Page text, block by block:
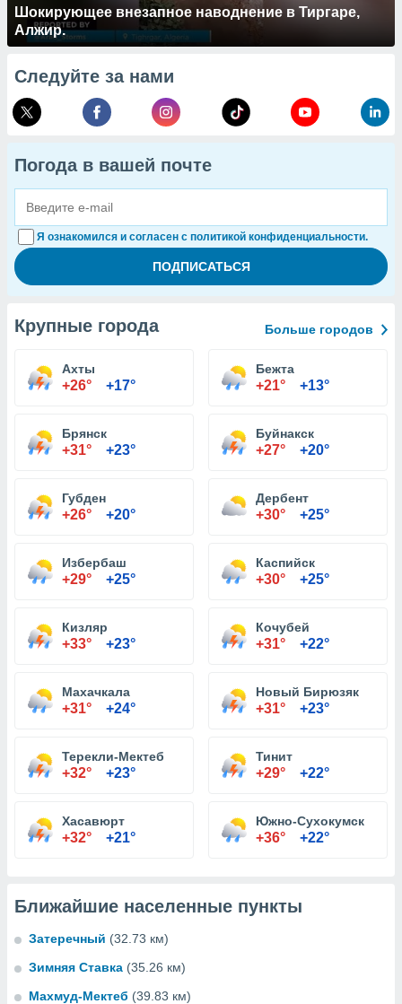
Шокирующее внезапное наводнение в Тиргаре,
Алжир.
Следуйте за нами
Погода в вашей почте
Я ознакомился и согласен с политикой конфиденциальности.
Крупные города Больше городов
Ахты
+26° +17°
Бежта
+21° +13°
Брянск
+31° +23°
Буйнакск
+27° +20°
Губден
+26° +20°
Дербент
+30° +25°
Избербаш
+29° +25°
Каспийск
+30° +25°
Кизляр
+33° +23°
Кочубей
+31° +22°
Махачкала
+31° +24°
Новый Бирюзяк
+31° +23°
Терекли-Мектеб
+32° +23°
Тинит
+29° +22°
Хасавюрт
+32° +21°
Южно-Сухокумск
+36° +22°
Ближайшие населенные пункты
Затеречный (32.73 км)
Зимняя Ставка (35.26 км)
Махмуд-Мектеб (39.83 км)